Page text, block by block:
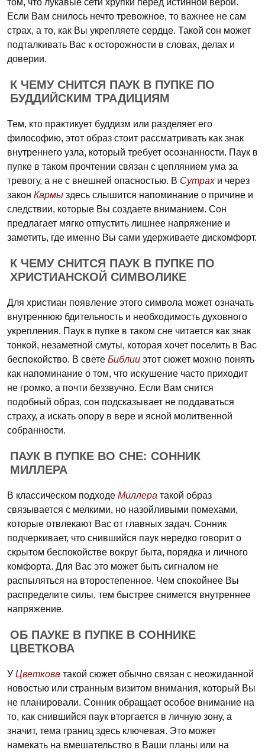
том, что лукавые сети хрупки перед истинной верой.
Если Вам снилось нечто тревожное, то важнее не сам
страх, а то, как Вы укрепляете сердце. Такой сон может
подталкивать Вас к осторожности в словах, делах и
доверии.
К ЧЕМУ СНИТСЯ ПАУК В ПУПКЕ ПО
БУДДИЙСКИМ ТРАДИЦИЯМ
Тем, кто практикует буддизм или разделяет его
философию, этот образ стоит рассматривать как знак
внутреннего узла, который требует осознанности. Паук в
пупке в таком прочтении связан с цеплянием ума за
тревогу, а не с внешней опасностью. В Сутрахи через
закон Кармы здесь слышится напоминание о причине и
следствии, которые Вы создаете вниманием. Сон
предлагает мягко отпустить лишнее напряжение и
заметить, где именно Вы сами удерживаете дискомфорт.
К ЧЕМУ СНИТСЯ ПАУК В ПУПКЕ ПО
ХРИСТИАНСКОЙ СИМВОЛИКЕ
Для христиан появление этого символа может означать
внутреннюю бдительность и необходимость духовного
укрепления. Паук в пупке в таком сне читается как знак
тонкой, незаметной смуты, которая хочет поселить в Вас
беспокойство. В свете Библии этот сюжет можно понять
как напоминание о том, что искушение часто приходит
не громко, а почти беззвучно. Если Вам снится
подобный образ, сон подсказывает не поддаваться
страху, а искать опору в вере и ясной молитвенной
собранности.
ПАУК В ПУПКЕ ВО СНЕ: СОННИК
МИЛЛЕРА
В классическом подходе Миллера такой образ
связывается с мелкими, но назойливыми помехами,
которые отвлекают Вас от главных задач. Сонник
подчеркивает, что снившийся паук нередко говорит о
скрытом беспокойстве вокруг быта, порядка и личного
комфорта. Для Вас это может быть сигналом не
распыляться на второстепенное. Чем спокойнее Вы
распределите силы, тем быстрее снимется внутреннее
напряжение.
ОБ ПАУКЕ В ПУПКЕ В СОННИКЕ
ЦВЕТКОВА
У Цветкова такой сюжет обычно связан с неожиданной
новостью или странным визитом внимания, который Вы
не планировали. Сонник обращает особое внимание на
то, как снившийся паук вторгается в личную зону, а
значит, тема границ здесь ключевая. Это может
намекать на вмешательство в Ваши планы или на